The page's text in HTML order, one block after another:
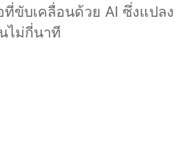
ที่ขับเคลื่อนด้วย AI ซึ่งแปลง
ไม่กี่นาที